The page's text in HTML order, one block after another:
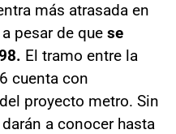
más atrasada en
a pesar de que se
El tramo entre la
cuenta con
proyecto metro. Sin
a conocer hasta